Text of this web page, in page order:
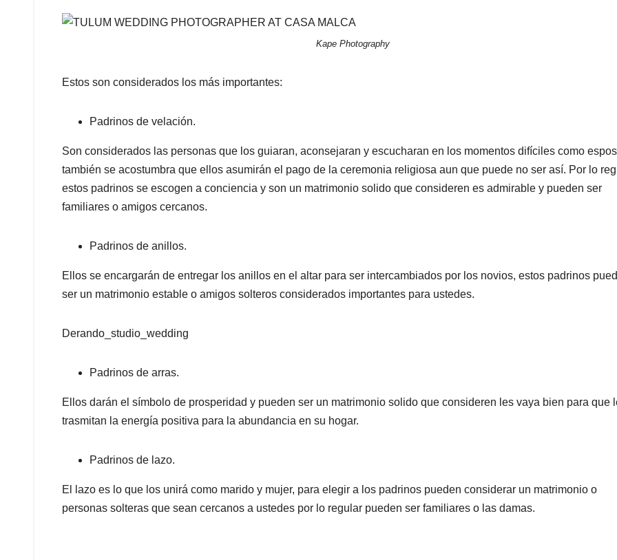
Kape Photography
Estos son considerados los más importantes:
Padrinos de velación.
Son considerados las personas que los guiaran, aconsejaran y escucharan en los momentos difíciles como
también se acostumbra que ellos asumirán el pago de la ceremonia religiosa aun que puede no ser así. Por lo
estos padrinos se escogen a conciencia y son un matrimonio solido que consideren es admirable y pueden ser
familiares o amigos cercanos.
Padrinos de anillos.
Ellos se encargarán de entregar los anillos en el altar para ser intercambiados por los novios, estos padrinos
ser un matrimonio estable o amigos solteros considerados importantes para ustedes.
Derando_studio_wedding
Padrinos de arras.
Ellos darán el símbolo de prosperidad y pueden ser un matrimonio solido que consideren les vaya bien para que
trasmitan la energía positiva para la abundancia en su hogar.
Padrinos de lazo.
El lazo es lo que los unirá como marido y mujer, para elegir a los padrinos pueden considerar un matrimonio o
personas solteras que sean cercanos a ustedes por lo regular pueden ser familiares o las damas.